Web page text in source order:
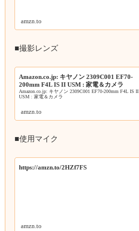
amzn.to
■撮影レンズ
Amazon.co.jp: キヤノン 2309C001 EF70-
200mm F4L IS II USM : 家電＆カメラ
Amazon.co.jp: キヤノン 2309C001 EF70-200mm F4L IS II
USM : 家電＆カメラ
amzn.to
■使用マイク
https://amzn.to/2HZf7FS
amzn.to